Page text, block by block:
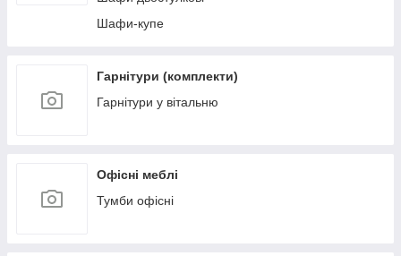
Шафи-купе
Гарнітури (комплекти)
Гарнітури у вітальню
Офісні меблі
Тумби офісні